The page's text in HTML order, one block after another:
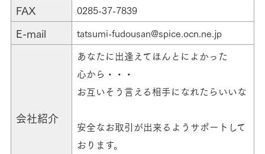
FAX 0285-37-7839
E-mail tatsumi-fudousan@spice.ocn.ne.jp
会社紹介
あなたに出逢えてほんとによかった
心から・・・
お互いそう言える相手になれたらいいな
安全なお取引が出来るようサポートして
おります。